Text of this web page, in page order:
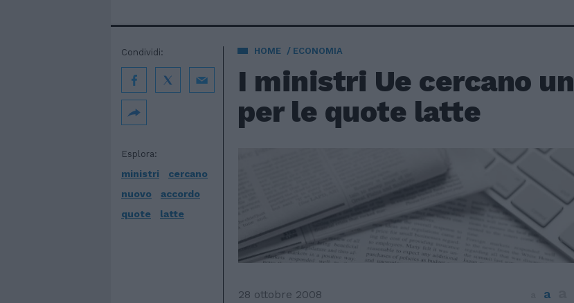
HOME ECONOMIA
I ministri Ue cercano
per le quote latte
Esplora:
ministri
cercano
nuovo
accordo
quote
latte
Condividi:
28 ottobre 2008 a